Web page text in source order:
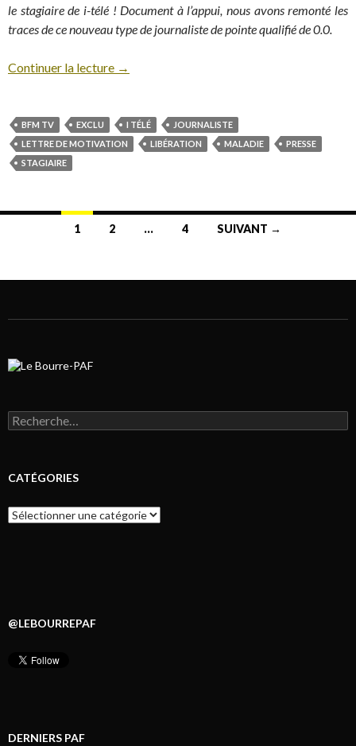
le stagiaire de i-télé ! Document à l’appui, nous avons remonté les
traces de ce nouveau type de journaliste de pointe qualifié de 0.0.
Continuer la lecture →
BFM TV EXCLU I TÉLÉ
JOURNALISTE
LETTRE DE MOTIVATION
LIBÉRATION MALADIE
PRESSE
STAGIAIRE
1 2 … 4 SUIVANT →
Rechercher :
CATÉGORIES
Catégories
@LEBOURREPAF
DERNIERS PAF